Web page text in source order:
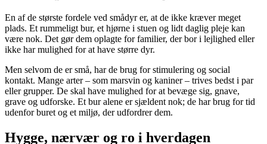
En af de største fordele ved smådyr er, at de ikke kræver meget
plads. Et rummeligt bur, et hjørne i stuen og lidt daglig pleje kan
være nok. Det gør dem oplagte for familier, der bor i lejlighed eller
ikke har mulighed for at have større dyr.
Men selvom de er små, har de brug for stimulering og social
kontakt. Mange arter – som marsvin og kaniner – trives bedst i par
eller grupper. De skal have mulighed for at bevæge sig, gnave,
grave og udforske. Et bur alene er sjældent nok; de har brug for tid
udenfor buret og et miljø, der udfordrer dem.
Hygge, nærvær og ro i hverdagen